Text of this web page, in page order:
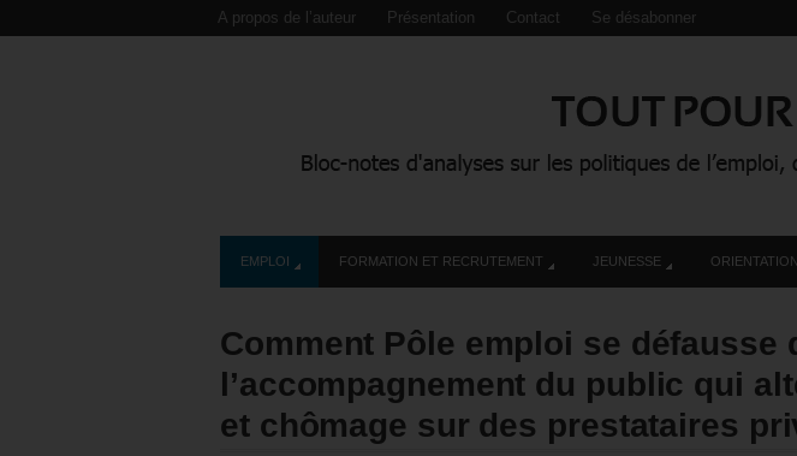
A propos de l’auteur Présentation Contact Se désabonner
EMPLOI FORMATION ET RECRUTEMENT JEUNESSE
Comment Pôle emploi se défausse
l’accompagnement du public qui
et chômage sur des prestataires